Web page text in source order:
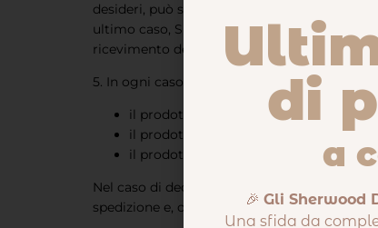
desideri, può seguire le istruzioni per
ultimo caso, Sherwood Store Srls si farà
ricevimento del prodotto restituito ovvero
5. In ogni caso, il Cliente decadrà dal diritto
il prodotto restituito e/o i suoi
il prodotto è mancante della sua
il prodotto è mancante di elementi
Nel caso di decadenza del diritto di
spedizione e, ove già rimborsato, il prezzo
di
a
🎉Gli Sherwood
Una sfida da